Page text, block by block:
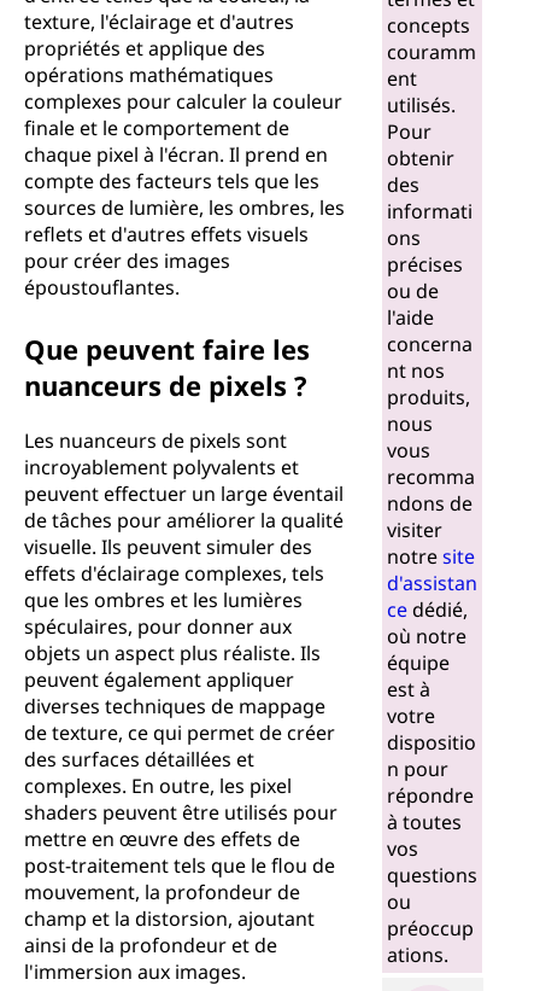
texture, l'éclairage et d'autres
propriétés et applique des
opérations mathématiques
complexes pour calculer la couleur
finale et le comportement de
chaque pixel à l'écran. Il prend en
compte des facteurs tels que les
sources de lumière, les ombres, les
reflets et d'autres effets visuels
pour créer des images
époustouflantes.
Que peuvent faire les
nuanceurs de pixels ?
Les nuanceurs de pixels sont
incroyablement polyvalents et
peuvent effectuer un large éventail
de tâches pour améliorer la qualité
visuelle. Ils peuvent simuler des
effets d'éclairage complexes, tels
que les ombres et les lumières
spéculaires, pour donner aux
objets un aspect plus réaliste. Ils
peuvent également appliquer
diverses techniques de mappage
de texture, ce qui permet de créer
des surfaces détaillées et
complexes. En outre, les pixel
shaders peuvent être utilisés pour
mettre en œuvre des effets de
post-traitement tels que le flou de
mouvement, la profondeur de
champ et la distorsion, ajoutant
ainsi de la profondeur et de
l'immersion aux images.
concepts
couramm
ent
utilisés.
Pour
obtenir
des
informati
ons
précises
ou de
l'aide
concerna
nt nos
produits,
nous
vous
recomma
ndons de
visiter
notresite
d'assistan
cedédié,
où notre
équipe
est à
votre
dispositio
n pour
répondre
à toutes
vos
questions
ou
préoccup
ations.